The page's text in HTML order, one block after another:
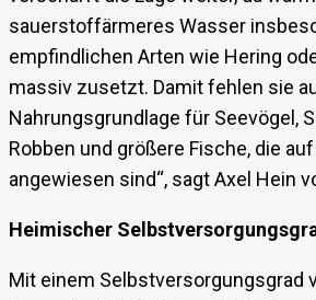
sauerstoffärmeres Wasser
empfindlichen Arten wie Hering
massiv zusetzt. Damit fehlen sie
Nahrungsgrundlage für Seevögel,
Robben und größere Fische, die
angewiesen sind“, sagt Axel Hein
Heimischer
Mit einem Selbstversorgungsgrad